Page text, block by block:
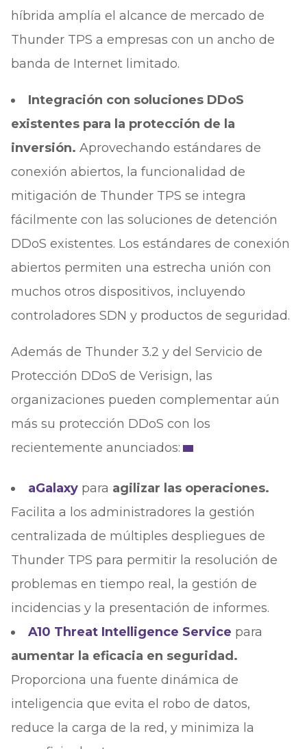
híbrida amplía el alcance de mercado de
Thunder TPS a empresas con un ancho de
banda de Internet limitado.
Integración con soluciones DDoS
existentes para la protección de la
inversión. Aprovechando estándares de
conexión abiertos, la funcionalidad de
mitigación de Thunder TPS se integra
fácilmente con las soluciones de detención
DDoS existentes. Los estándares de conexión
abiertos permiten una estrecha unión con
muchos otros dispositivos, incluyendo
controladores SDN y productos de seguridad.
Además de Thunder 3.2 y del Servicio de
Protección DDoS de Verisign, las
organizaciones pueden complementar aún
más su protección DDoS con los
recientemente anunciados:
aGalaxypara agilizar las operaciones.
Facilita a los administradores la gestión
centralizada de múltiples despliegues de
Thunder TPS para permitir la resolución de
problemas en tiempo real, la gestión de
incidencias y la presentación de informes.
A10 Threat Intelligence Service para
aumentar la eficacia en seguridad.
Proporciona una fuente dinámica de
inteligencia que evita el robo de datos,
reduce la carga de la red, y minimiza la